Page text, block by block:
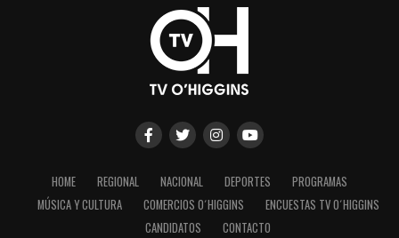
HOME REGIONAL NACIONAL DEPORTES
PROGRAMAS
MÚSICA Y CULTURA
COMERCIOS O´HIGGINS
ENCUESTAS TV O´HIGGINS
CANDIDATOS
CONTACTO